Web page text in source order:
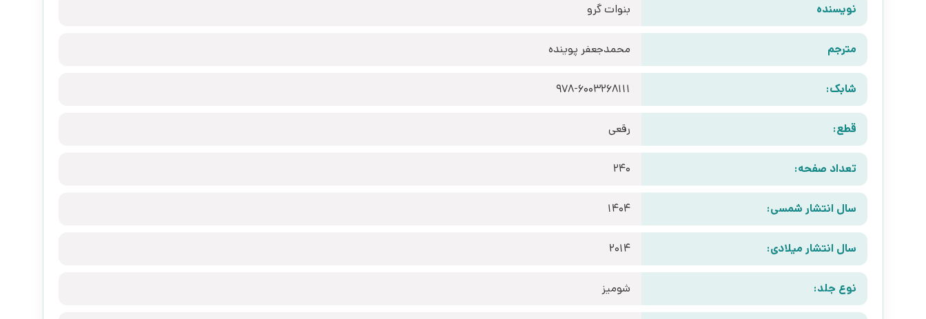
نویسنده بنوات گرو
مترجم محمدجعفر پوینده
شابک: 978-6003268111
قطع: رقعی
تعداد صفحه: 240
سال انتشار شمسی: 1404
سال انتشار میلادی: 2014
نوع جلد: شومیز